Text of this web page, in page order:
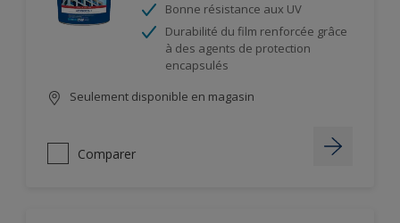
Bonne résistance aux UV
Durabilité du film renforcée grâce
à des agents de protection
encapsulés
Seulement disponible en magasin
Comparer